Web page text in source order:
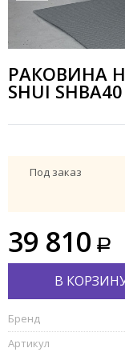
РАКОВИНА
SHUI
Под заказ
39 810
В
Бренд
Артикул